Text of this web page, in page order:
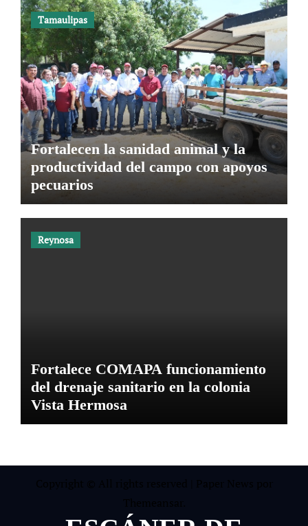
Tamaulipas
Fortalecen la sanidad animal y la
productividad del campo con apoyos
pecuarios
Reynosa
Fortalece COMAPA funcionamiento
del drenaje sanitario en la colonia
Vista Hermosa